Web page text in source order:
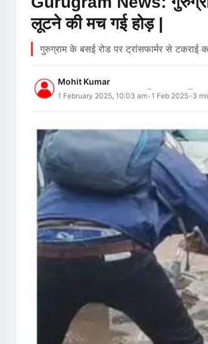
लूटने की मच गई होड़ |
गुरुग्राम के बसई रोड पर ट्रांसफार्मर से
Mohit Kumar
1 February 2025, 10:03 am•1 Feb 2025• 3